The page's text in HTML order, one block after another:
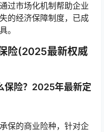
过市场化机制帮助企业
的经济保障制度，已成
。
险(2025最新权威
保险？2025年最新定
保的商业险种，针对企